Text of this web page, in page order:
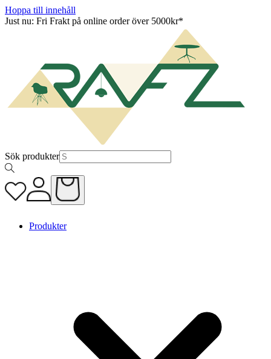
Hoppa till innehåll
Just nu: Fri Frakt på online order över 5000kr*
Sök produkter
Produkter